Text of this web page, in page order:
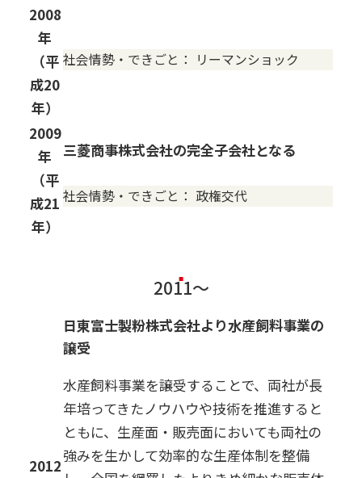
2008
年
（平
成20
年）
社会情勢・できごと： リーマンショック
2009
年
（平
成21
年）
三菱商事株式会社の完全子会社となる
社会情勢・できごと： 政権交代
2011～
2012
日東富士製粉株式会社より水産飼料事業の
譲受
水産飼料事業を譲受することで、両社が長
年培ってきたノウハウや技術を推進すると
ともに、生産面・販売面においても両社の
強みを生かして効率的な生産体制を整備